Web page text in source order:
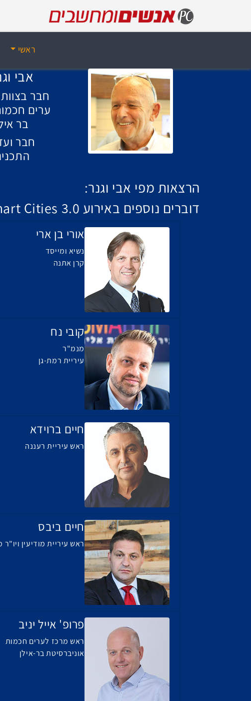
ראשי
אבי
חבר
ערים
בר
חבר
הרצאות מפי אבי וגנר:
דוברים נוספים באירוע Smart Cities 3.0
אורי בן ארי
נשיא ומייסד
קרן אתנה
קובי נח
מנמ"ר
עיריית רמת-גן
חיים ברוידא
ראש עיריית רעננה
חיים ביבס
ראש עיריית מודיעין
פרופ' אייל יניב
ראש מרכז לערים חכמות
אוניברסיטת בר-אילן